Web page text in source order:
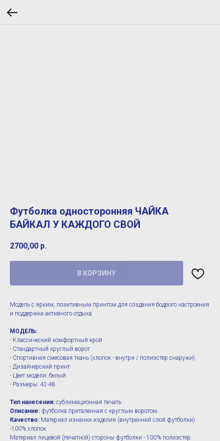
Футболка односторонняя ЧАЙКА
БАЙКАЛ У КАЖДОГО СВОЙ
2700,00 р.
В КОРЗИНУ
Модель с ярким, позитивным принтом для создания бодрого настроения
и поддержки активного отдыха
МОДЕЛЬ:
- Классический комфортный крой
- Стандартный круглый ворот
- Спортивная смесовая ткань (хлопок - внутри / полиэстер снаружи).
- Дизайнерский принт
- Цвет модели: белый
- Размеры: 42-48
Тип нанесения: сублимационная печать
Описание: футболка приталенная с круглым воротом.
Качество: Материал изнанки изделия (внутренний слой футболки)
-100% хлопок
Материал лицевой (печатной) стороны футболки - 100% полиэстер.